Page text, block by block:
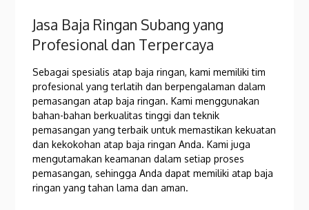
Jasa Baja Ringan Subang yang
Profesional dan Terpercaya
Sebagai spesialis atap baja ringan, kami memiliki tim
profesional yang terlatih dan berpengalaman dalam
pemasangan atap baja ringan. Kami menggunakan
bahan-bahan berkualitas tinggi dan teknik
pemasangan yang terbaik untuk memastikan kekuatan
dan kekokohan atap baja ringan Anda. Kami juga
mengutamakan keamanan dalam setiap proses
pemasangan, sehingga Anda dapat memiliki atap baja
ringan yang tahan lama dan aman.